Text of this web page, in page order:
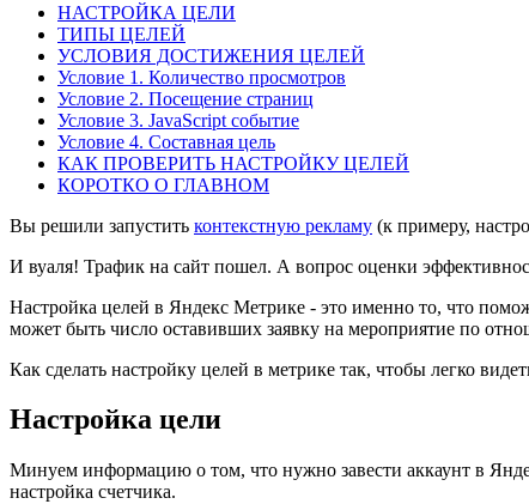
НАСТРОЙКА ЦЕЛИ
ТИПЫ ЦЕЛЕЙ
УСЛОВИЯ ДОСТИЖЕНИЯ ЦЕЛЕЙ
Условие 1. Количество просмотров
Условие 2. Посещение страниц
Условие 3. JavaScript событие
Условие 4. Составная цель
КАК ПРОВЕРИТЬ НАСТРОЙКУ ЦЕЛЕЙ
КОРОТКО О ГЛАВНОМ
Вы решили запустить контекстную рекламу (к примеру,
И вуаля! Трафик на сайт пошел. А вопрос оценки
Настройка целей в Яндекс Метрике - это именно то, что
может быть число оставивших заявку на мероприятие по
Как сделать настройку целей в метрике так, чтобы легко
Настройка цели
Минуем информацию о том, что нужно завести аккаунт в
настройка счетчика.